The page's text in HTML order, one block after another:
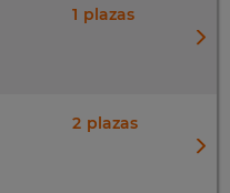
1
2